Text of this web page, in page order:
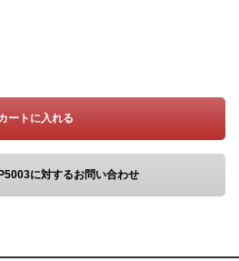
ートに入れる
に対するお問い合わせ